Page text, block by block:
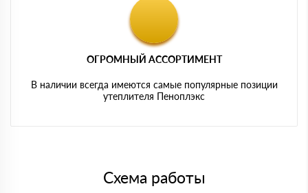
ОГРОМНЫЙ АССОРТИМЕНТ
В наличии всегда имеются самые популярные позиции
утеплителя Пеноплэкс
Схема работы